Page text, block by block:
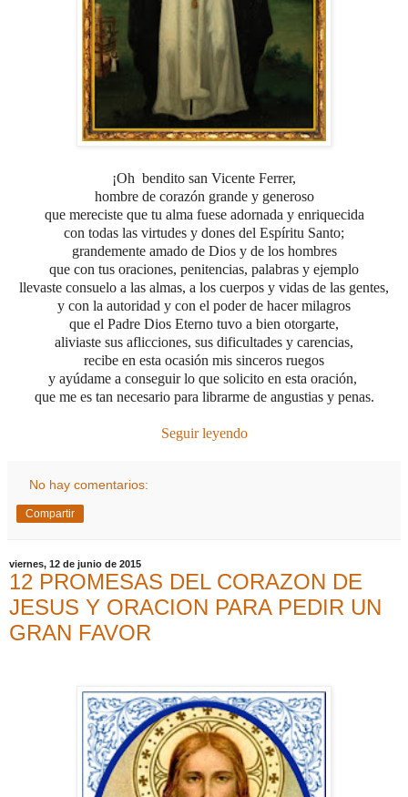
¡Oh bendito san Vicente Ferrer,
hombre de corazón grande y generoso
que mereciste que tu alma fuese adornada y enriquecida
con todas las virtudes y dones del Espíritu Santo;
grandemente amado de Dios y de los hombres
que con tus oraciones, penitencias, palabras y ejemplo
llevaste consuelo a las almas, a los cuerpos y vidas de las gentes,
y con la autoridad y con el poder de hacer milagros
que el Padre Dios Eterno tuvo a bien otorgarte,
aliviaste sus aflicciones, sus dificultades y carencias,
recibe en esta ocasión mis sinceros ruegos
y ayúdame a conseguir lo que solicito en esta oración,
que me es tan necesario para librarme de angustias y penas.
Seguir leyendo
No hay comentarios:
Compartir
viernes, 12 de junio de 2015
12 PROMESAS DEL CORAZON DE
JESUS Y ORACION PARA PEDIR UN
GRAN FAVOR